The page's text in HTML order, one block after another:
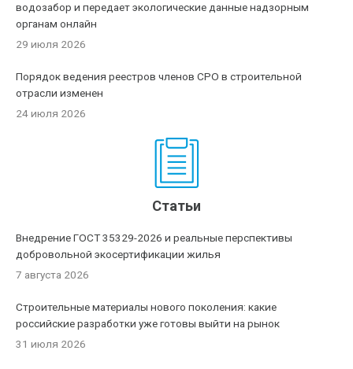
водозабор и передает экологические данные надзорным
органам онлайн
29 июля 2026
Порядок ведения реестров членов СРО в строительной
отрасли изменен
24 июля 2026
Статьи
Внедрение ГОСТ 35329-2026 и реальные перспективы
добровольной экосертификации жилья
7 августа 2026
Строительные материалы нового поколения: какие
российские разработки уже готовы выйти на рынок
31 июля 2026